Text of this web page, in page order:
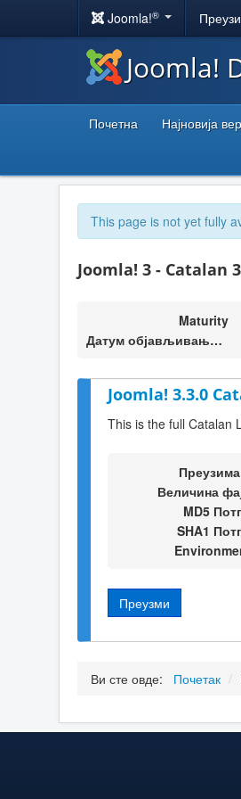
Joomla!®
Joomla!
Почетна Најновија
This page is not yet fully
Joomla! 3 - Catalan
Maturity
Датум објављивања верзије
Joomla! 3.3.0
This is the full Catalan
Величина
MD5
SHA1
Преузми
Ви сте овде: Почетак /